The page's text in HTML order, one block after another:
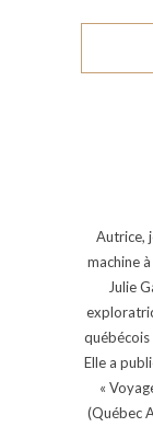
Autrice,
machine
Julie
Elle a
«
(Québec